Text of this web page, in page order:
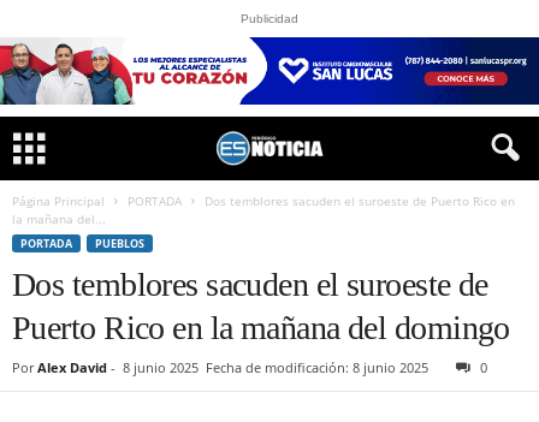
Publicidad
Página Principal PORTADA
Dos temblores sacuden el suroeste de Puerto Rico en
la mañana del...
PORTADA PUEBLOS
Dos temblores sacuden el suroeste de
Puerto Rico en la mañana del domingo
Por Alex David - 8 junio 2025 Fecha de modificación: 8 junio 2025 0